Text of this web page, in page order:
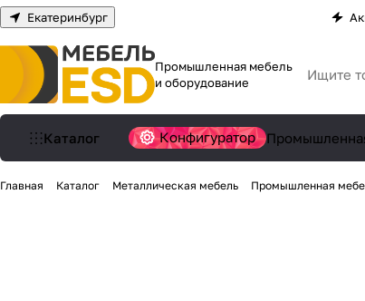
Екатеринбург
Промышленная мебель
и оборудование
Каталог Конфигуратор
Главная Каталог Металлическая мебель Промышленная